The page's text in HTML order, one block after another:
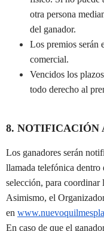
otra persona
del ganador.
Los premios serán
comercial.
Vencidos los
todo derecho al
8. NOTIFICACIÓN
Los ganadores serán
llamada telefónica dentro
selección, para coordinar
Asimismo, el
en
En caso de que el